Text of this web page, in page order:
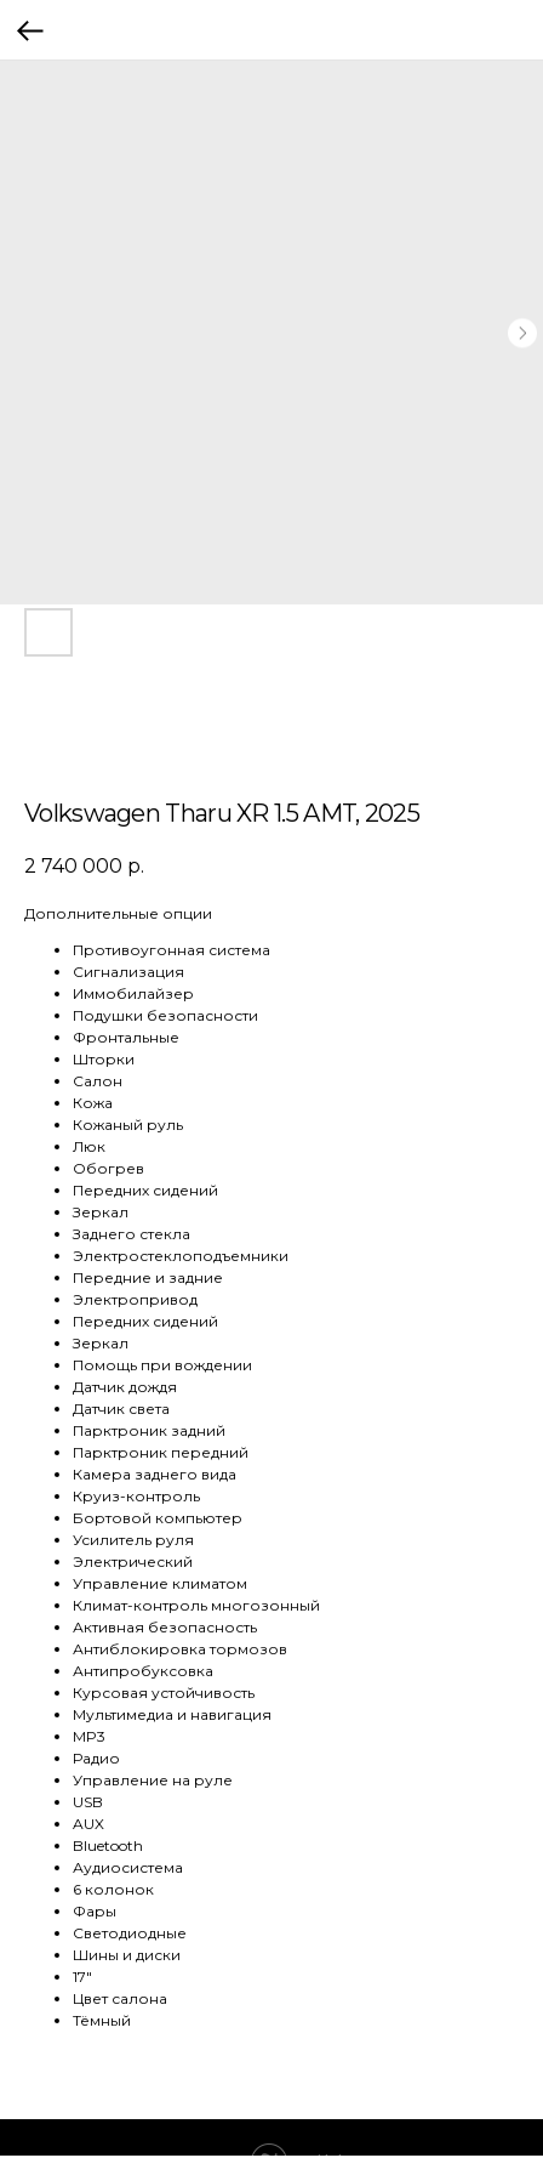
Volkswagen Tharu XR 1.5 AMT, 2025
2 740 000 р.
Дополнительные опции
Противоугонная система
Сигнализация
Иммобилайзер
Подушки безопасности
Фронтальные
Шторки
Салон
Кожа
Кожаный руль
Люк
Обогрев
Передних сидений
Зеркал
Заднего стекла
Электростеклоподъемники
Передние и задние
Электропривод
Передних сидений
Зеркал
Помощь при вождении
Датчик дождя
Датчик света
Парктроник задний
Парктроник передний
Камера заднего вида
Круиз-контроль
Бортовой компьютер
Усилитель руля
Электрический
Управление климатом
Климат-контроль многозонный
Активная безопасность
Антиблокировка тормозов
Антипробуксовка
Курсовая устойчивость
Мультимедиа и навигация
MP3
Радио
Управление на руле
USB
AUX
Bluetooth
Аудиосистема
6 колонок
Фары
Светодиодные
Шины и диски
17"
Цвет салона
Тёмный
Made on Tilda